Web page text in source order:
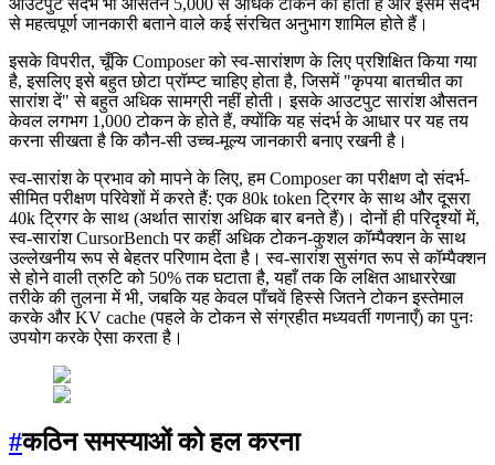
आउटपुट संदर्भ भी औसतन 5,000 से अधिक टोकन का होता है और इसमें संदर्भ
से महत्वपूर्ण जानकारी बताने वाले कई संरचित अनुभाग शामिल होते हैं।
इसके विपरीत, चूँकि Composer को स्व-सारांशण के लिए प्रशिक्षित किया गया
है, इसलिए इसे बहुत छोटा प्रॉम्प्ट चाहिए होता है, जिसमें "कृपया बातचीत का
सारांश दें" से बहुत अधिक सामग्री नहीं होती। इसके आउटपुट सारांश औसतन
केवल लगभग 1,000 टोकन के होते हैं, क्योंकि यह संदर्भ के आधार पर यह तय
करना सीखता है कि कौन-सी उच्च-मूल्य जानकारी बनाए रखनी है।
स्व-सारांश के प्रभाव को मापने के लिए, हम Composer का परीक्षण दो संदर्भ-
सीमित परीक्षण परिवेशों में करते हैं: एक 80k token ट्रिगर के साथ और दूसरा
40k ट्रिगर के साथ (अर्थात सारांश अधिक बार बनते हैं)। दोनों ही परिदृश्यों में,
स्व-सारांश CursorBench पर कहीं अधिक टोकन-कुशल कॉम्पैक्शन के साथ
उल्लेखनीय रूप से बेहतर परिणाम देता है। स्व-सारांश सुसंगत रूप से कॉम्पैक्शन
से होने वाली त्रुटि को 50% तक घटाता है, यहाँ तक कि लक्षित आधाररेखा
तरीके की तुलना में भी, जबकि यह केवल पाँचवें हिस्से जितने टोकन इस्तेमाल
करके और KV cache (पहले के टोकन से संग्रहीत मध्यवर्ती गणनाएँ) का पुनः
उपयोग करके ऐसा करता है।
#कठिन समस्याओं को हल करना